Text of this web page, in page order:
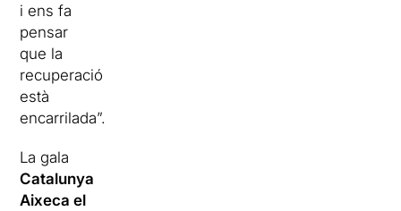
i ens fa
pensar
que la
recuperació
està
encarrilada”.
La gala
Catalunya
Aixeca el